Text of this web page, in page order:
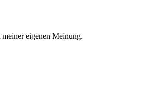
eigenen Meinung.